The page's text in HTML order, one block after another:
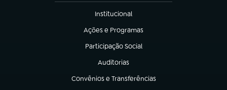
Institucional
(abre em nova aba)
Ações e Programas
(abre em nova aba)
Participação Social
(abre em nova aba)
Auditorias
(abre em nova aba)
Convênios e Transferências
(abre em nova aba)